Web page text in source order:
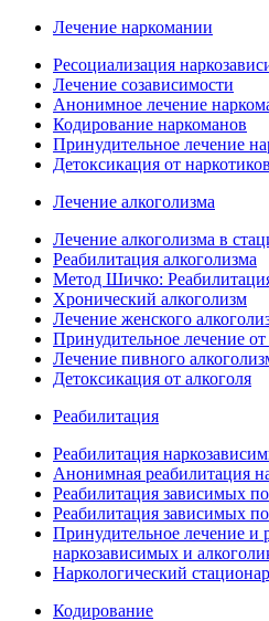
Лечение наркомании
Ресоциализация
Лечение созависимости
Анонимное лечение
Кодирование наркоманов
Принудительное лечение
Детоксикация от наркотиков
Лечение алкоголизма
Лечение алкоголизма в
Реабилитация алкоголизма
Метод Шичко:
Хронический алкоголизм
Лечение женского
Принудительное лечение от
Лечение пивного
Детоксикация от алкоголя
Реабилитация
Реабилитация
Анонимная реабилитация
Реабилитация зависимых
Реабилитация зависимых
Принудительное лечение и
наркозависимых и
Наркологический стационар
Кодирование